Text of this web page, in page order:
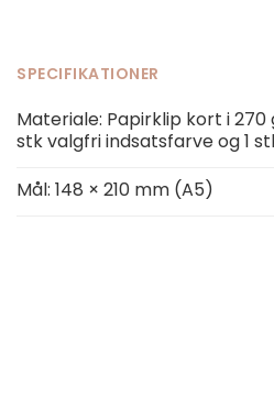
SPECIFIKATIONER
Materiale: Papirklip kort i
stk valgfri indsatsfarve og 1
Mål: 148 × 210 mm (A5)